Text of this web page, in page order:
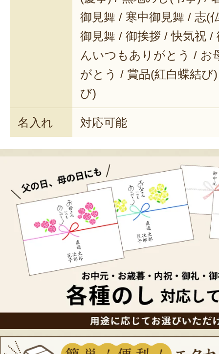
御見舞 / 寒中御見舞 / 志(
御見舞 / 御挨拶 / 快気祝 /
んいつもありがとう / お
がとう / 賞品(紅白蝶結び
び)
名入れ 対応可能